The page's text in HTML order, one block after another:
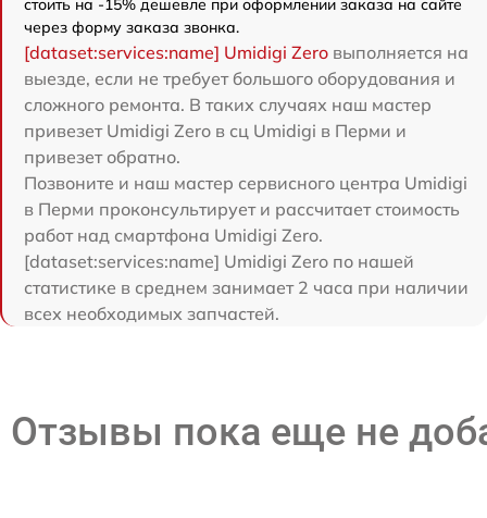
стоить на -15% дешевле при оформлении заказа на сайте
через форму заказа звонка.
[dataset:services:name] Umidigi Zero выполняется на
выезде, если не требует большого оборудования и
сложного ремонта. В таких случаях наш мастер
привезет Umidigi Zero в сц Umidigi в Перми и
привезет обратно.
Позвоните и наш мастер сервисного центра Umidigi
в Перми проконсультирует и рассчитает стоимость
работ над смартфона Umidigi Zero.
[dataset:services:name] Umidigi Zero по нашей
статистике в среднем занимает 2 часа при наличии
всех необходимых запчастей.
Отзывы пока еще не